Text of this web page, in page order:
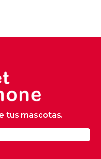
tus mascotas.